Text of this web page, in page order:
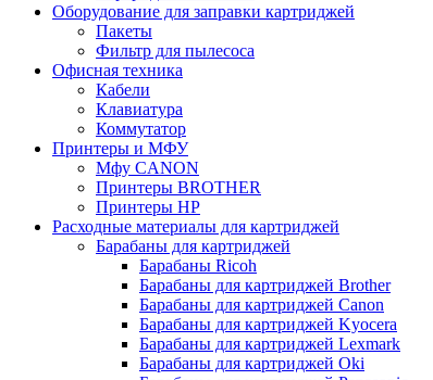
Оборудование для заправки картриджей
Пакеты
Фильтр для пылесоса
Офисная техника
Кабели
Клавиатура
Коммутатор
Принтеры и МФУ
Мфу CANON
Принтеры BROTHER
Принтеры HP
Расходные материалы для картриджей
Барабаны для картриджей
Барабаны Ricoh
Барабаны для картриджей Brother
Барабаны для картриджей Canon
Барабаны для картриджей Kyocera
Барабаны для картриджей Lexmark
Барабаны для картриджей Oki